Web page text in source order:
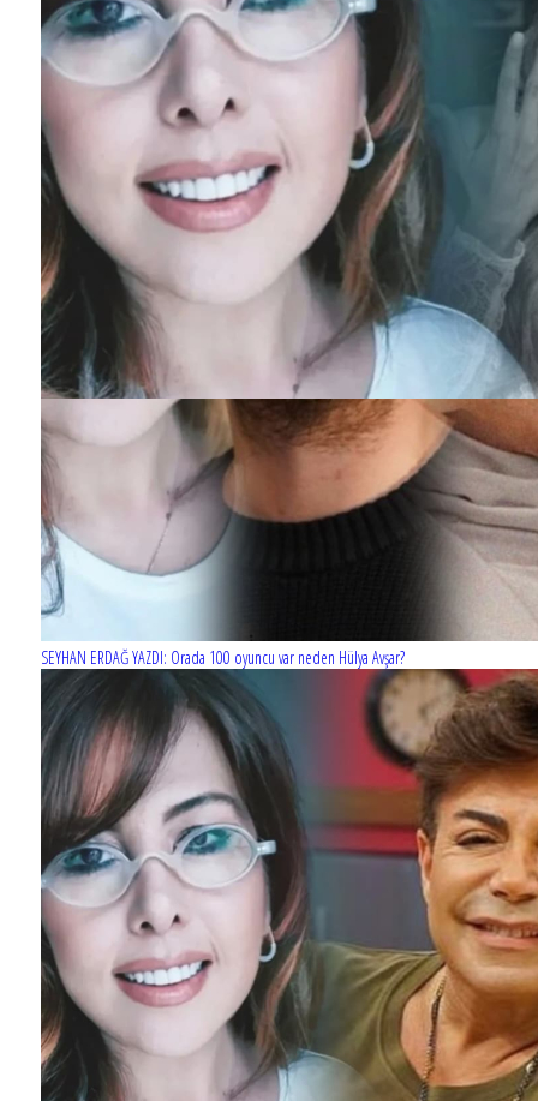
SEYHAN ERDAĞ YAZDI: Orada 100 oyuncu var neden Hülya Avşar?